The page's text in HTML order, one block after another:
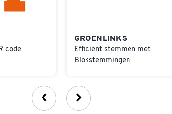
code
GROENLINKS
Efficiënt stemmen met
Blokstemmingen